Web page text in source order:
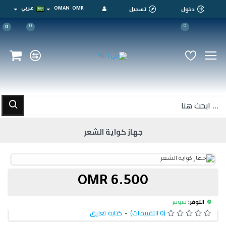
دخول تسجيل OMR
OMAN عربي
0
0
0
جهاز كواية الشعر
التوفر: متوفر
(0 التقييمات) - كتابة تعليق
6.500 OMR